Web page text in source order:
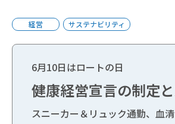
経営 サステナビリティ
6月10日はロートの日
健康経営宣言の制定
スニーカー＆リュック通勤、血